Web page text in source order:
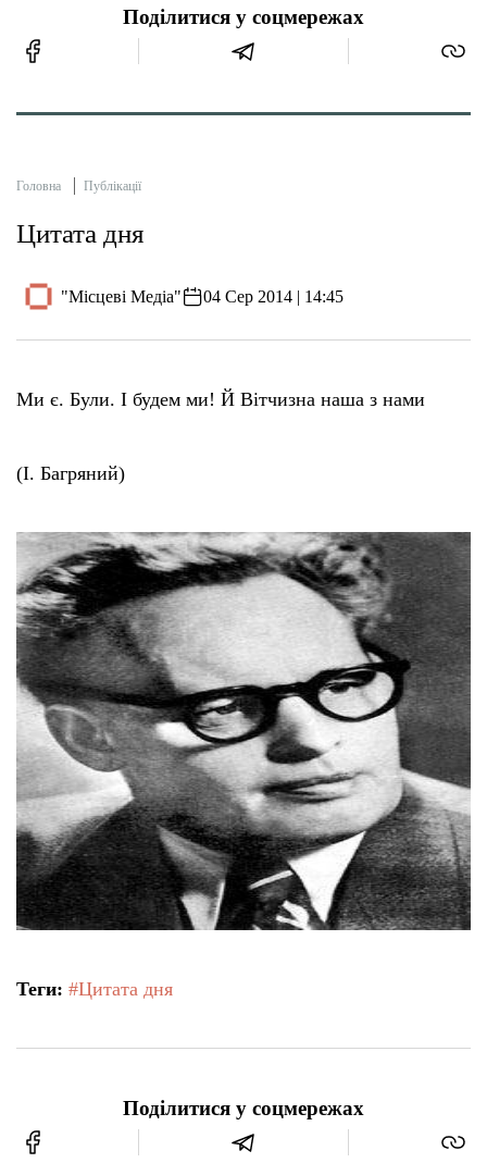
Поділитися у соцмережах
Головна Публікації
Цитата дня
"Місцеві Медіа" 04 Сер 2014 | 14:45
Ми є. Були. І будем ми! Й Вітчизна наша з нами
(І. Багряний)
Теги: #Цитата дня
Поділитися у соцмережах